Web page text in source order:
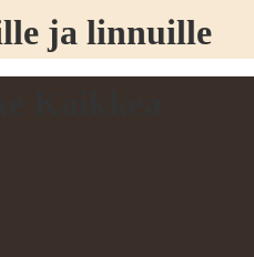
ja linnuille